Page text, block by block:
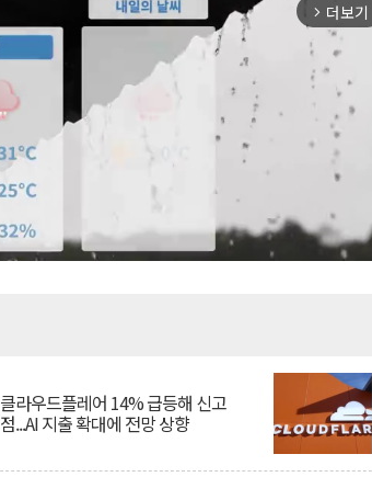
arrow_forward_ios 더보기
클라우드플레어 14% 급등해 신고
점...AI 지출 확대에 전망 상향